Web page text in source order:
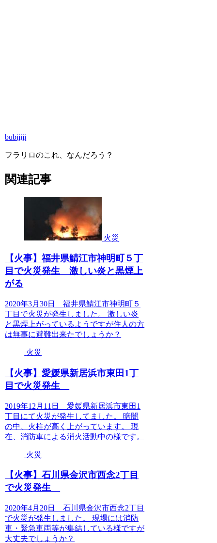
bubijiji
フラリロのこれ、なんだろう？
関連記事
火災
【火事】福井県鯖江市神明町５丁
目で火災発生 激しい炎と黒煙上
がる
2020年3月30日 福井県鯖江市神明町５
丁目で火災が発生しました。 激しい炎
と黒煙上がっているようですが住人の方
は無事に避難出来たでしょうか？
火災
【火事】愛媛県新居浜市東田1丁
目で火災発生
2019年12月11日 愛媛県新居浜市東田1
丁目にて火災が発生してました。 暗闇
の中、火柱が高く上がっています。 現
在、消防車による消火活動中の様です。
火災
【火事】石川県金沢市西念2丁目
で火災発生
2020年4月20日 石川県金沢市西念2丁目
で火災が発生しました。 現場には消防
車・緊急車両等が集結している様ですが
大丈夫でしょうか？